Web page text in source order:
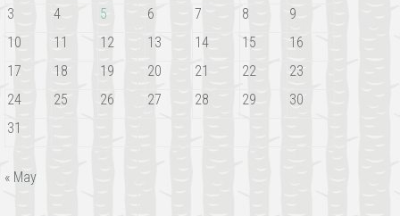
3
4 5 6 7 8
9
10
11 12 13 14 15
16
17
18 19 20 21 22
23
24
25 26 27 28 29
30
31
« May